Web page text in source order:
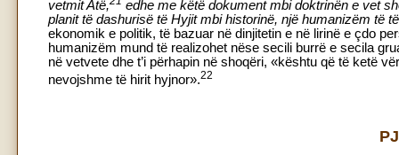
vetmit Atë,
edhe me këtë dokument mbi doktrinën e vet
planit të dashurisë të Hyjit mbi historinë, një humanizëm të
ekonomik e politik, të bazuar në dinjitetin e në lirinë e çdo
humanizëm mund të realizohet nëse secili burrë e secila
në vetvete dhe t’i përhapin në shoqëri, «kështu që të ketë
nevojshme të hirit hyjnor».22